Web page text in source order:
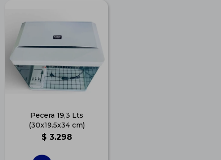
Pecera 19,3 Lts
(30x19.5x34 cm)
$ 3.298